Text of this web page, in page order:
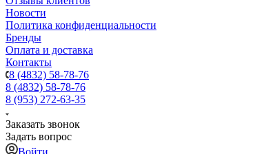
Новости
Политика конфиденциальности
Бренды
Оплата и доставка
Контакты
8 (4832) 58-78-76
8 (4832) 58-78-76
8 (953) 272-63-35
Заказать звонок
Задать вопрос
Войти